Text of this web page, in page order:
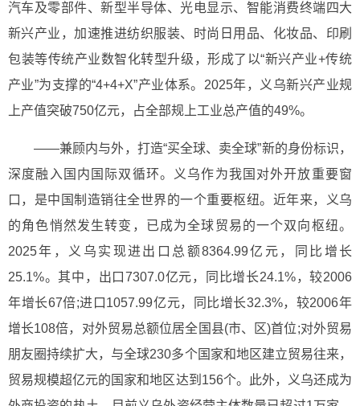
汽车及零部件、新型半导体、光电显示、智能消费终端四大
新兴产业，加速推进纺织服装、时尚日用品、化妆品、印刷
包装等传统产业数智化转型升级，形成了以“新兴产业+传统
产业”为支撑的“4+4+X”产业体系。2025年，义乌新兴产业规
上产值突破750亿元，占全部规上工业总产值的49%。
——兼顾内与外，打造“买全球、卖全球”新的身份标识，
深度融入国内国际双循环。义乌作为我国对外开放重要窗
口，是中国制造销往全世界的一个重要枢纽。近年来，义乌
的角色悄然发生转变，已成为全球贸易的一个双向枢纽。
2025年，义乌实现进出口总额8364.99亿元，同比增长
25.1%。其中，出口7307.0亿元，同比增长24.1%，较2006
年增长67倍;进口1057.99亿元，同比增长32.3%，较2006年
增长108倍，对外贸易总额位居全国县(市、区)首位;对外贸易
朋友圈持续扩大，与全球230多个国家和地区建立贸易往来，
贸易规模超亿元的国家和地区达到156个。此外，义乌还成为